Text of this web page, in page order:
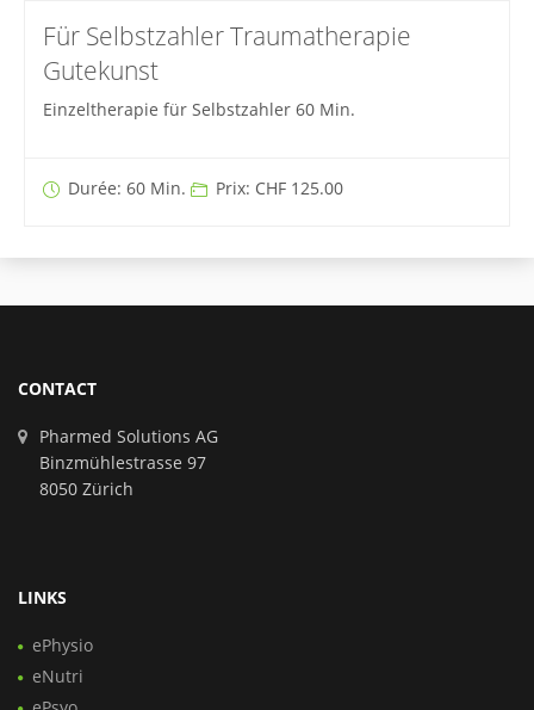
Für Selbstzahler Traumatherapie
Gutekunst
Einzeltherapie für Selbstzahler 60 Min.
Durée: 60 Min. Prix: CHF 125.00
CONTACT
Pharmed Solutions AG
Binzmühlestrasse 97
8050 Zürich
LINKS
ePhysio
eNutri